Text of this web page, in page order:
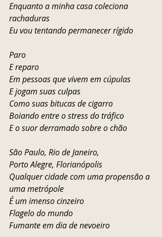
Enquanto a minha casa coleciona
rachaduras
Eu vou tentando permanecer rígido
Paro
E reparo
Em pessoas que vivem em cúpulas
E jogam suas culpas
Como suas bitucas de cigarro
Boiando entre o stress do tráfico
E o suor derramado sobre o chão
São Paulo, Rio de Janeiro,
Porto Alegre, Florianópolis
Qualquer cidade com uma propensão a
uma metrópole
É um imenso cinzeiro
Flagelo do mundo
Fumante em dia de nevoeiro